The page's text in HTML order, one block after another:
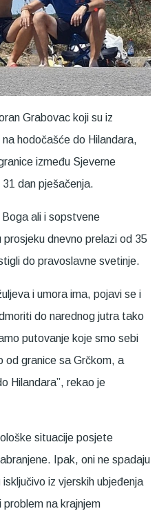
Grabovac koji su iz
hodočašće do Hilandara,
između Sjeverne
31 dan pješačenja.
ali i sopstvene
dnevno prelazi od 35
do pravoslavne svetinje.
i umora ima, pojavi se i
do narednog jutra tako
putovanje koje smo sebi
od granice sa Grčkom, a
Hilandara”, rekao je
situacije posjete
Ipak, oni ne spadaju
iz vjerskih ubjeđenja
na krajnjem